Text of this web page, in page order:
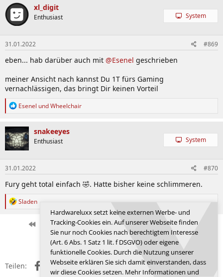
xl_digit
Enthusiast System
31.01.2022 #869
eben... hab darüber auch mit @Esenel geschrieben
meiner Ansicht nach kannst Du 1T fürs Gaming
vernachlässigen, das bringt Dir keinen Vorteil
R
k
t
i
o
n
e
n
:
Esenel undWheelchair
snakeeyes
Enthusiast System
31.01.2022 #870
Fury geht total einfach 🤣. Hatte bisher keine schlimmeren.
R
e
Sladen
Vorherige 29 von 526 Nächste Letzte
Anmelden, um zu antworten.
Teilen: FacebookX (Twitter)
RedditWhatsApp
E-MailLink
Hardwareluxx setzt keine externen Werbe- und
Tracking-Cookies ein. Auf unserer Webseite finden
Sie nur noch Cookies nach berechtigtem Interesse
(Art. 6 Abs. 1 Satz 1 lit. f DSGVO) oder eigene
funktionelle Cookies. Durch die Nutzung unserer
Webseite erklären Sie sich damit einverstanden, dass
wir diese Cookies setzen. Mehr Informationen und